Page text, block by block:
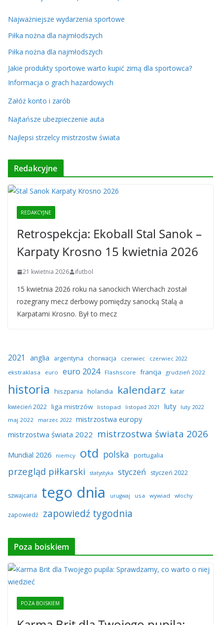
Najważniejsze wydarzenia sportowe
Piłka nożna dla najmłodszych
Piłka nożna dla najmłodszych
Jakie produkty sportowe warto kupić zimą dla sportowca?
Informacja o grach hazardowych
Załóż konto i zarób
Najtańsze ubezpieczenie auta
Najlepsi strzelcy mistrzostw świata
Redakcyjne
REDAKCYJNE
Retrospekcja: Ekoball Stal Sanok –
Karpaty Krosno 15 kwietnia 2026
21 kwietnia 2026 ifutbol
15 kwietnia 2026 roku na sanockich Wierchach został
rozegrany mecz derbowy pomiędzy sanocką Stalą a
Karpatami Krosno. Był to mecz
2021 anglia argentyna chorwacja czerwiec
czerwiec 2022
ekstraklasa
euro euro 2024 Flashscore francja grudzień 2022
historia hiszpania holandia kalendarz katar
kwiecień 2022 liga mistrzów listopad listopad 2021 luty
luty 2022
maj 2022
marzec 2022 mistrzostwa europy
mistrzostwa świata 2022 mistrzostwa świata 2026
Mundial 2026 niemcy otd polska portugalia
przegląd piłkarski statystyka styczeń styczeń 2022
szwajcaria tego dnia urugwaj usa wywiad włochy
zapowiedź zapowiedź tygodnia
Poza boiskiem
POZA BOISKIEM